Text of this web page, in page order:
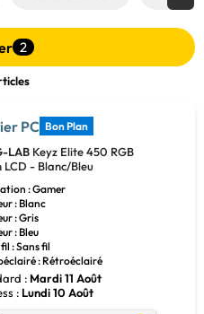
2
PC Bon Plan
LAB Keyz Elite 450 RGB
LCD - Blanc/Bleu
: Gamer
: Blanc
: Gris
: Bleu
: Sans fil
: Rétroéclairé
: Mardi 11 Août
: Lundi 10 Août